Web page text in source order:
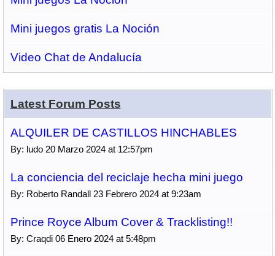
Mini juegos gratis La Noción
Video Chat de Andalucía
Latest Forum Posts
ALQUILER DE CASTILLOS HINCHABLES
By: ludo 20 Marzo 2024 at 12:57pm
La conciencia del reciclaje hecha mini juego
By: Roberto Randall 23 Febrero 2024 at 9:23am
Prince Royce Album Cover & Tracklisting!!
By: Craqdi 06 Enero 2024 at 5:48pm